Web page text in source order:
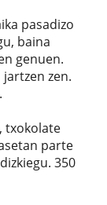
pasadizo
baina
genuen.
zen.
txokolate
parte
350